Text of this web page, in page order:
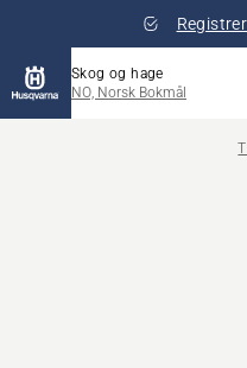
Skog og hage
NO, Norsk Bokmål